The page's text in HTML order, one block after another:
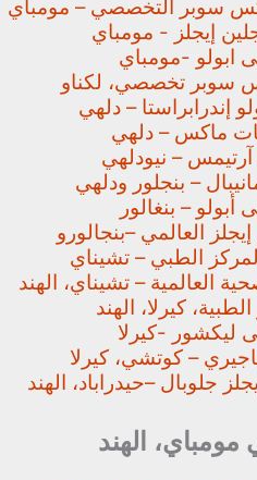
سوبر التخصصي – مومباي
إيجلز - مومباي
-مومباي
سوبر تخصصي، لكناو
إندرابراستا – دلهي
ماكس – دلهي
– نيودلهي
– بنجلور ودلهي
– بنغالور
العالمي –بنجالورو
الطبي – تشيناي
العالمية – تشيناي، الهند
كيرلا، الهند
-كيرلا
– كوتشي، كيرلا
جلوبال –حيدراباد، الهند
مومباي، الهند